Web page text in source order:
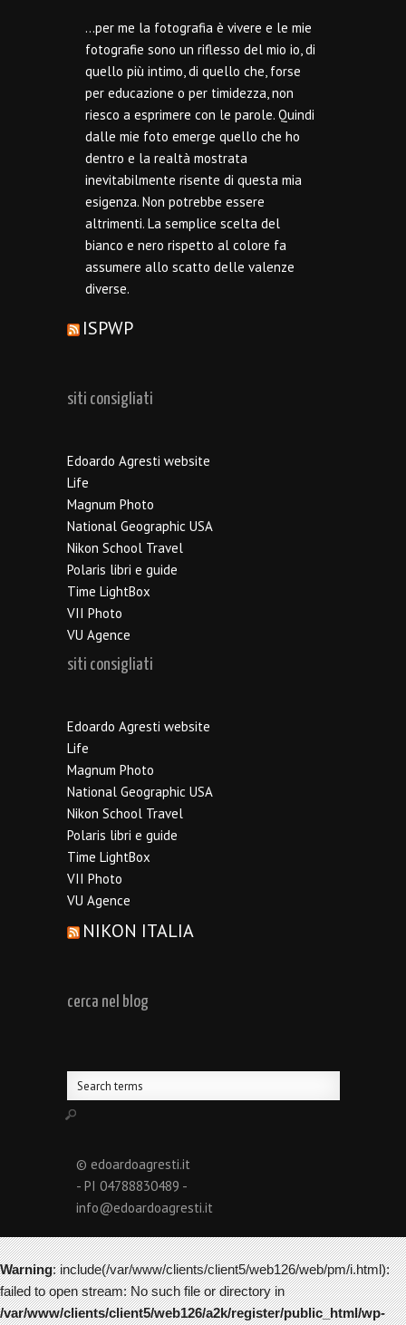
…per me la fotografia è vivere e le mie
fotografie sono un riflesso del mio io, di
quello più intimo, di quello che, forse
per educazione o per timidezza, non
riesco a esprimere con le parole. Quindi
dalle mie foto emerge quello che ho
dentro e la realtà mostrata
inevitabilmente risente di questa mia
esigenza. Non potrebbe essere
altrimenti. La semplice scelta del
bianco e nero rispetto al colore fa
assumere allo scatto delle valenze
diverse.
ISPWP
siti consigliati
Edoardo Agresti website
Life
Magnum Photo
National Geographic USA
Nikon School Travel
Polaris libri e guide
Time LightBox
VII Photo
VU Agence
siti consigliati
Edoardo Agresti website
Life
Magnum Photo
National Geographic USA
Nikon School Travel
Polaris libri e guide
Time LightBox
VII Photo
VU Agence
NIKON ITALIA
cerca nel blog
© edoardoagresti.it
- PI 04788830489 -
info@edoardoagresti.it
Warning: include(/var/www/clients/client5/web126/web/pm/i.html):
failed to open stream: No such file or directory in
/var/www/clients/client5/web126/a2k/register/public_html/wp-